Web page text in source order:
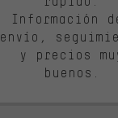
Información
envío,
y precios
buenos.